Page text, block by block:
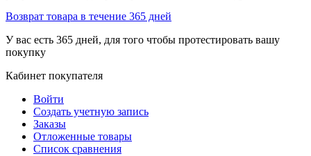
Возврат товара в течение 365 дней
У вас есть 365 дней, для того чтобы протестировать вашу
покупку
Кабинет покупателя
Войти
Создать учетную запись
Заказы
Отложенные товары
Список сравнения